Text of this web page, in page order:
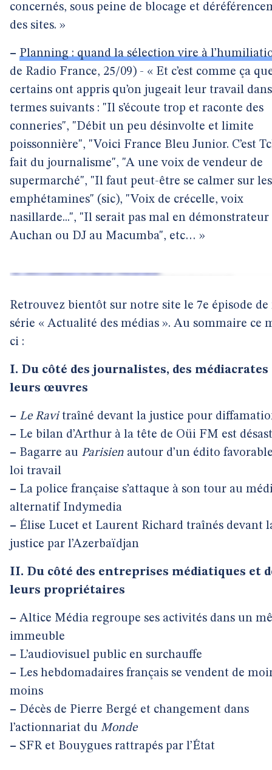
concernés, sous peine de blocage et
des sites. »
– Planning : quand la sélection vire à
de Radio France, 25/09) - « Et c’est comme ça
certains ont appris qu’on jugeait leur travail
termes suivants : "Il s’écoute trop et raconte des
conneries", "Débit un peu désinvolte et limite
poissonnière", "Voici France Bleu Junior. C’est
fait du journalisme", "A une voix de vendeur de
supermarché", "Il faut peut-être se calmer sur les
emphétamines" (sic), "Voix de crécelle, voix
nasillarde...", "Il serait pas mal en démonstrateur
Auchan ou DJ au Macumba", etc… »
Retrouvez bientôt sur notre site le 7e épisode
série « Actualité des médias ». Au sommaire ce
ci :
I. Du côté des journalistes, des médiacrates
leurs œuvres
– Le Ravitraîné devant la justice pour
– Le bilan d’Arthur à la tête de Oüi FM est
– Bagarre au Parisien autour d’un édito
loi travail
– La police française s’attaque à son tour au
alternatif Indymedia
– Élise Lucet et Laurent Richard traînés devant
justice par l’Azerbaïdjan
II. Du côté des entreprises médiatiques et
leurs propriétaires
– Altice Média regroupe ses activités dans un
immeuble
– L’audiovisuel public en surchauffe
– Les hebdomadaires français se vendent de
moins
– Décès de Pierre Bergé et changement dans
l’actionnariat du Monde
– SFR et Bouygues rattrapés par l’État